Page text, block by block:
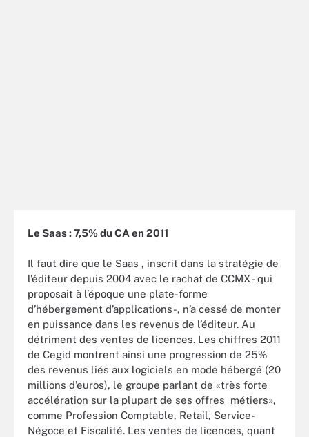
Le Saas : 7,5% du CA en 2011
Il faut dire que le Saas , inscrit dans la stratégie de
l’éditeur depuis 2004 avec le rachat de CCMX - qui
proposait à l’époque une plate-forme
d’hébergement d’applications-, n’a cessé de monter
en puissance dans les revenus de l’éditeur. Au
détriment des ventes de licences. Les chiffres 2011
de Cegid montrent ainsi une progression de 25%
des revenus liés aux logiciels en mode hébergé (20
millions d’euros), le groupe parlant de «très forte
accélération sur la plupart de ses offres métiers»,
comme Profession Comptable, Retail, Service-
Négoce et Fiscalité. Les ventes de licences, quant